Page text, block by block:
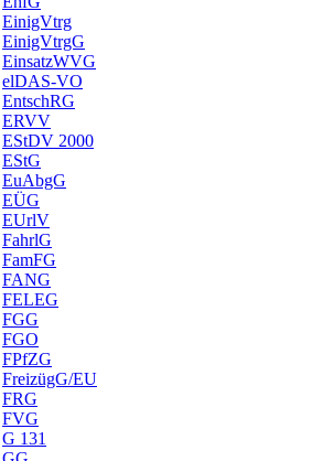
EinigVtrg
EinigVtrgG
EinsatzWVG
elDAS-VO
EntschRG
ERVV
EStDV 2000
EStG
EuAbgG
EÜG
EUrlV
FahrlG
FamFG
FANG
FELEG
FGG
FGO
FPfZG
FreizügG/EU
FRG
FVG
G 131